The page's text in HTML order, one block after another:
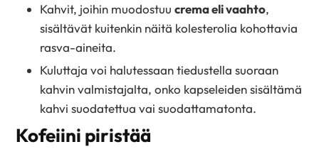
Kahvit, joihin muodostuucrema eli vaahto,
sisältävät kuitenkin näitä kolesterolia kohottavia
rasva-aineita.
Kuluttaja voi halutessaan tiedustella suoraan
kahvin valmistajalta, onko kapseleiden sisältämä
kahvi suodatettua vai suodattamatonta.
Kofeiini piristää